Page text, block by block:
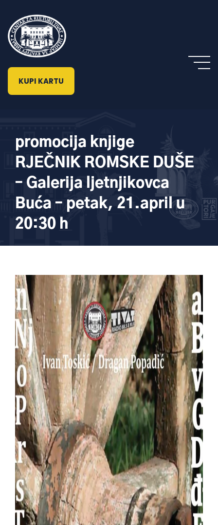
KUPI KARTU
promocija knjige
RJEČNIK ROMSKE DUŠE
– Galerija ljetnjikovca
Buća – petak, 21.april u
20:30 h